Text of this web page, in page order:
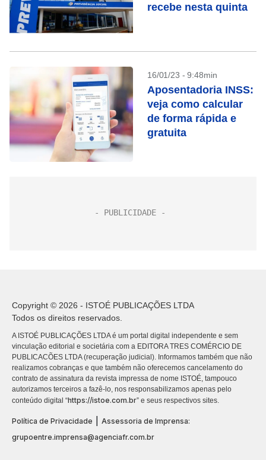
recebe nesta quinta
16/01/23 - 9:48min
Aposentadoria INSS:
veja como calcular
de forma rápida e
gratuita
Copyright © 2026 - ISTOÉ PUBLICAÇÕES LTDA
Todos os direitos reservados.
A ISTOÉ PUBLICAÇÕES LTDA é um portal digital independente e sem
vinculação editorial e societária com a EDITORA TRES COMÉRCIO DE
PUBLICACÕES LTDA (recuperação judicial). Informamos também que não
realizamos cobranças e que também não oferecemos cancelamento do
contrato de assinatura da revista impressa de nome ISTOÉ, tampouco
autorizamos terceiros a fazê-lo, nos responsabilizamos apenas pelo
conteúdo digital “https://istoe.com.br” e seus respectivos sites.
Política de Privacidade
Assessoria de Imprensa:
grupoentre.imprensa@agenciafr.com.br